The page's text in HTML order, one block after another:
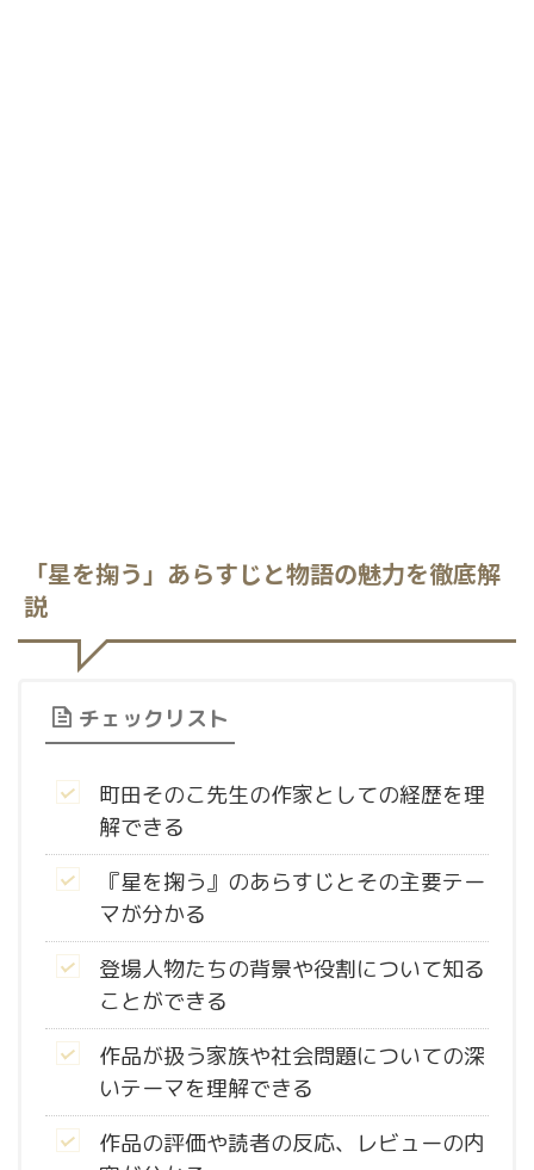
「星を掬う」あらすじと物語の魅力を徹底解
説
チェックリスト
町田そのこ先生の作家としての経歴を理
解できる
『星を掬う』のあらすじとその主要テー
マが分かる
登場人物たちの背景や役割について知る
ことができる
作品が扱う家族や社会問題についての深
いテーマを理解できる
作品の評価や読者の反応、レビューの内